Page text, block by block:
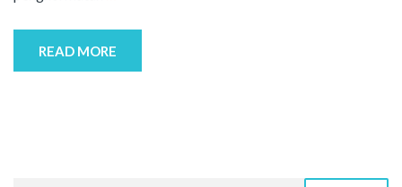
READ MORE